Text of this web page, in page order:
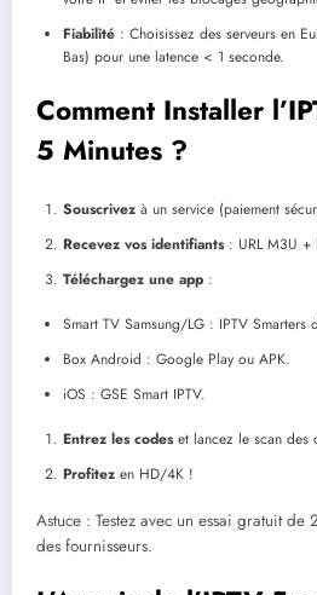
Fiabilité : Choisissez des serveurs en
Bas) pour une latence < 1 seconde.
Comment Installer
5 Minutes ?
Souscrivez à un service (paiement
Recevez vos identifiants: URL M3U +
Téléchargez une app :
Smart TV Samsung/LG : IPTV Smarters
Box Android : Google Play ou APK.
iOS : GSE Smart IPTV.
Entrez les codeset lancez le scan des
Profitez en HD/4K !
Astuce : Testez avec un essai gratuit
des fournisseurs.